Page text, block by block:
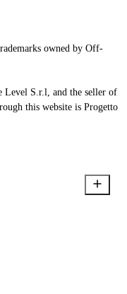
owned by Off-
Level S.r.l, and the seller of
this website is Progetto